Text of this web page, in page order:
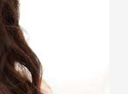
trước khi gia tăng vị thế.